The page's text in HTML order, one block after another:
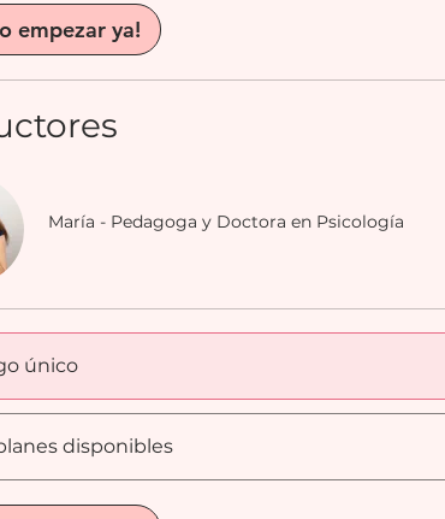
empezar ya!
María - Pedagoga y Doctora en Psicología
único
disponibles